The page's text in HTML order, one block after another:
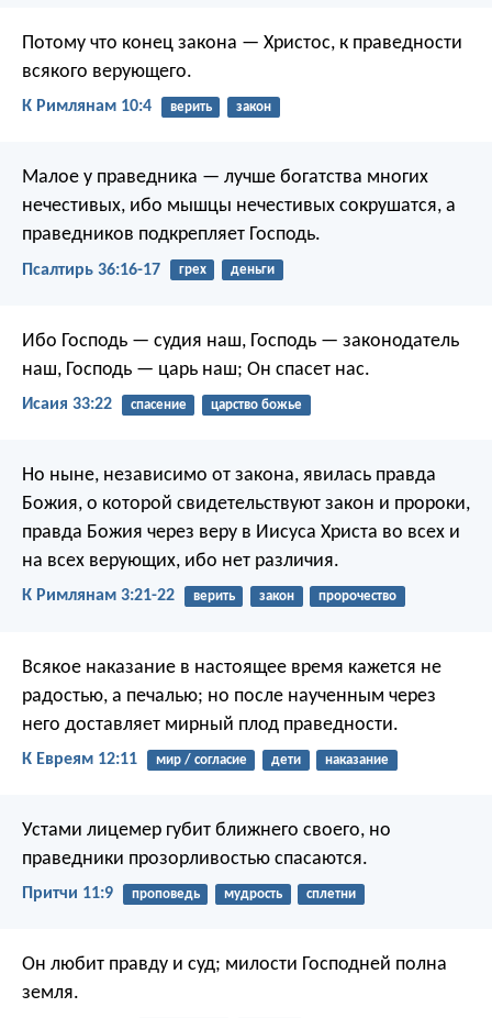
Потому что конец закона — Христос, к праведности
всякого верующего.
К Римлянам 10:4 верить закон
Малое у праведника — лучше богатства многих
нечестивых, ибо мышцы нечестивых сокрушатся, а
праведников подкрепляет Господь.
Псалтирь 36:16-17 грех деньги
Ибо Господь — судия наш, Господь — законодатель
наш, Господь — царь наш; Он спасет нас.
Исаия 33:22 спасение царство божье
Но ныне, независимо от закона, явилась правда
Божия, о которой свидетельствуют закон и пророки,
правда Божия через веру в Иисуса Христа во всех и
на всех верующих, ибо нет различия.
К Римлянам 3:21-22 верить закон пророчество
Всякое наказание в настоящее время кажется не
радостью, а печалью; но после наученным через
него доставляет мирный плод праведности.
К Евреям 12:11 мир / согласие дети наказание
Устами лицемер губит ближнего своего, но
праведники прозорливостью спасаются.
Притчи 11:9 проповедь мудрость сплетни
Он любит правду и суд; милости Господней полна
земля.